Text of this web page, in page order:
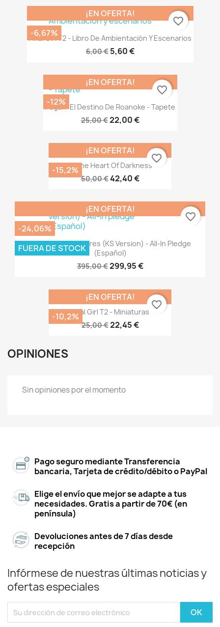
Final Girl T2 - Libro De Ambientación Y Escenarios
6,00 € 5,60 €
¡EN OFERTA!
-6,67%
favorite_border
Pagan: El Destino De Roanoke - Tapete
25,00 €22,00 €
¡EN OFERTA!
-12%
favorite_border
In The Heart Of Darkness
50,00 €42,40 €
¡EN OFERTA!
-15,2%
favorite_border
Warcrow Adventures (KS Version) - All-In Pledge
(Español)
395,00 €299,95 €
¡EN OFERTA!
-24,06%
FUERA DE STOCK
favorite_border
Final Girl T2 - Miniaturas
25,00 €22,45 €
¡EN OFERTA!
-10,2%
favorite_border
OPINIONES
Sin opiniones por el momento
Pago seguro mediante Transferencia
bancaria, Tarjeta de crédito/débito o PayPal
Elige el envío que mejor se adapte a tus
necesidades. Gratis a partir de 70€ (en
península)
Devoluciones antes de 7 días desde
recepción
Infórmese de nuestras últimas noticias y
ofertas especiales